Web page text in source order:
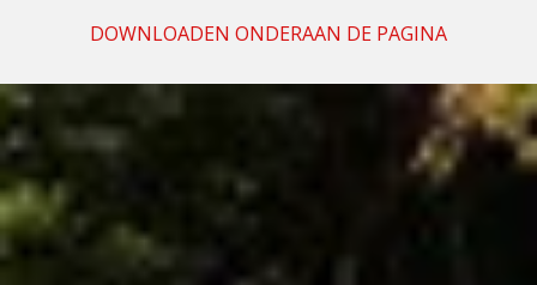
DOWNLOADEN ONDERAAN DE PAGINA